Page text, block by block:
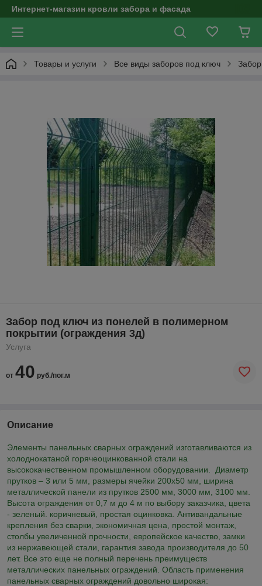
Интернет-магазин кровли забора и фасада
Товары и услуги Все виды заборов под ключ
Забор под ключ из понелей в полимерном
покрытии (ограждения 3д)
Услуга
от 40 руб./пог.м
Описание
Элементы панельных сварных ограждений изготавливаются из
холоднокатаной горячеоцинкованной стали на
высококачественном промышленном оборудовании. Диаметр
прутков – 3 или 5 мм, размеры ячейки 200х50 мм, ширина
металлической панели из прутков 2500 мм, 3000 мм, 3100 мм.
Высота ограждения от 0,7 м до 4 м по выбору заказчика, цвета
- зеленый. коричневый, простая оцинковка. Антивандальные
крепления без сварки, экономичная цена, простой монтаж,
столбы увеличенной прочности, европейское качество, замки
из нержавеющей стали, гарантия завода производителя до 50
лет. Все это еще не полный перечень преимуществ
металлических панельных ограждений. Область применения
панельных сварных ограждений довольно широкая: